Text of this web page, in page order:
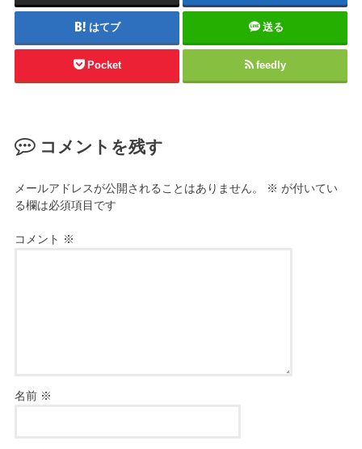
はてブ 送る
Pocket feedly
コメントを残す
メールアドレスが公開されることはありません。 ※ が付いてい
る欄は必須項目です
コメント ※
名前 ※